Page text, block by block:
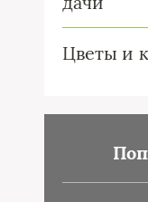
Цветы и